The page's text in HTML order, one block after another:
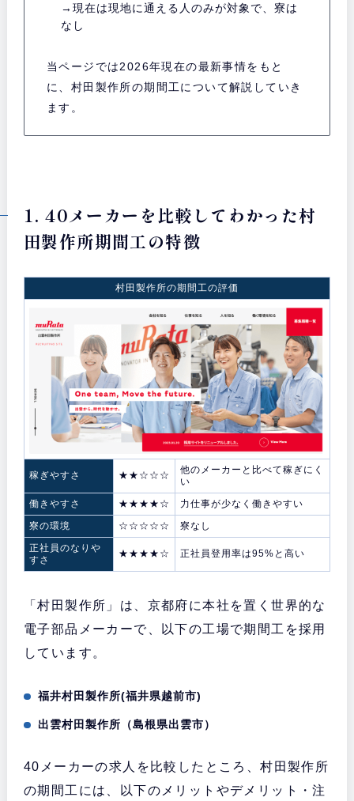
→現在は現地に通える人のみが対象で、寮は
なし
当ページでは2026年現在の最新事情をもと
に、村田製作所の期間工について解説していき
ます。
1. 40メーカーを比較してわかった村
田製作所期間工の特徴
村田製作所の期間工の評価
稼ぎやすさ ★★☆☆☆
他のメーカーと比べて稼ぎにく
い
働きやすさ
★★★★☆
力仕事が少なく働きやすい
寮の環境
☆☆☆☆☆
寮なし
正社員のなりや
すさ
★★★★☆ 正社員登用率は95%と高い
「村田製作所」は、京都府に本社を置く世界的な
電子部品メーカーで、以下の工場で期間工を採用
しています。
福井村田製作所(福井県越前市)
出雲村田製作所（島根県出雲市）
40メーカーの求人を比較したところ、村田製作所
の期間工には、以下のメリットやデメリット・注